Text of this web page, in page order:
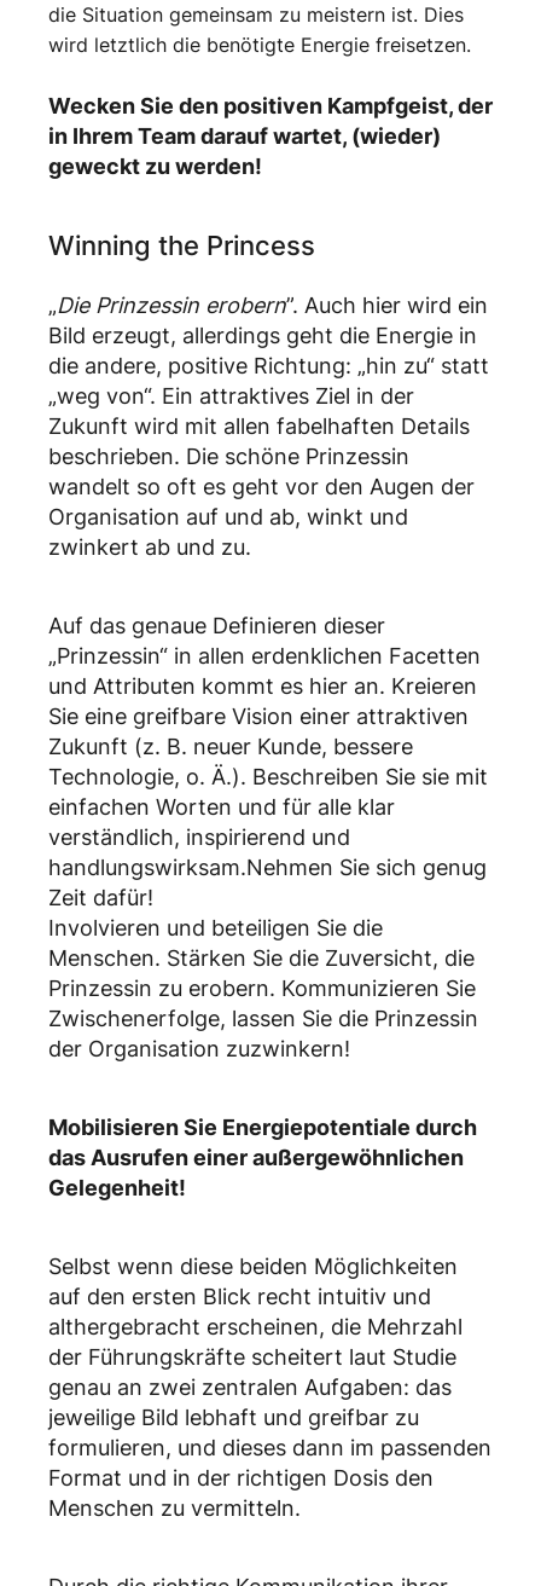
die Situation gemeinsam zu meistern ist. Dies
wird letztlich die benötigte Energie freisetzen.
Wecken Sie den positiven Kampfgeist, der
in Ihrem Team darauf wartet, (wieder)
geweckt zu werden!
Winning the Princess
„Die Prinzessin erobern”. Auch hier wird ein
Bild erzeugt, allerdings geht die Energie in
die andere, positive Richtung: „hin zu“ statt
„weg von“. Ein attraktives Ziel in der
Zukunft wird mit allen fabelhaften Details
beschrieben. Die schöne Prinzessin
wandelt so oft es geht vor den Augen der
Organisation auf und ab, winkt und
zwinkert ab und zu.
Auf das genaue Definieren dieser
„Prinzessin“ in allen erdenklichen Facetten
und Attributen kommt es hier an. Kreieren
Sie eine greifbare Vision einer attraktiven
Zukunft (z. B. neuer Kunde, bessere
Technologie, o. Ä.). Beschreiben Sie sie mit
einfachen Worten und für alle klar
verständlich, inspirierend und
handlungswirksam.Nehmen Sie sich genug
Zeit dafür!
Involvieren und beteiligen Sie die
Menschen. Stärken Sie die Zuversicht, die
Prinzessin zu erobern. Kommunizieren Sie
Zwischenerfolge, lassen Sie die Prinzessin
der Organisation zuzwinkern!
Mobilisieren Sie Energiepotentiale durch
das Ausrufen einer außergewöhnlichen
Gelegenheit!
Selbst wenn diese beiden Möglichkeiten
auf den ersten Blick recht intuitiv und
althergebracht erscheinen, die Mehrzahl
der Führungskräfte scheitert laut Studie
genau an zwei zentralen Aufgaben: das
jeweilige Bild lebhaft und greifbar zu
formulieren, und dieses dann im passenden
Format und in der richtigen Dosis den
Menschen zu vermitteln.